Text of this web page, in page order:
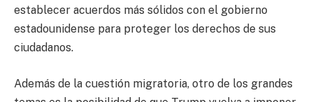
establecer acuerdos más sólidos con el gobierno
estadounidense para proteger los derechos de sus
ciudadanos.
Además de la cuestión migratoria, otro de los grandes